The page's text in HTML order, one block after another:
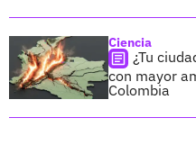
Ciencia
¿Tu
con mayor
Colombia